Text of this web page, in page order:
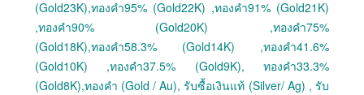
(Gold23K),ทองคำ95% (Gold22K) ,ทองคำ91% (Gold21K)
,ทองคำ90% (Gold20K) ,ทองคำ75%
(Gold18K),ทองคำ58.3% (Gold14K) ,ทองคำ41.6%
(Gold10K) ,ทองคำ37.5% (Gold9K), ทองคำ33.3%
(Gold8K),ทองคำ (Gold / Au), รับซื้อเงินแท้ (Silver/ Ag) , รับ